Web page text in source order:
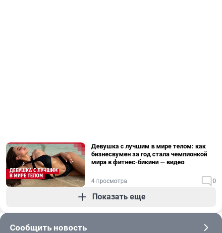
Девушка с лучшим в мире телом: как
бизнесвумен за год стала чемпионкой
мира в фитнес-бикини — видео
4 просмотра 0
Показать еще
Сообщить новость